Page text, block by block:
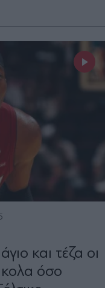
και τέζα οι
όσο